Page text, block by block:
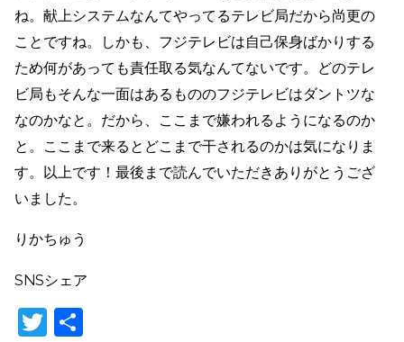
ね。献上システムなんてやってるテレビ局だから尚更の
ことですね。しかも、フジテレビは自己保身ばかりする
ため何があっても責任取る気なんてないです。どのテレ
ビ局もそんな一面はあるもののフジテレビはダントツな
なのかなと。だから、ここまで嫌われるようになるのか
と。ここまで来るとどこまで干されるのかは気になりま
す。以上です！最後まで読んでいただきありがとうござ
いました。
りかちゅう
SNSシェア
T